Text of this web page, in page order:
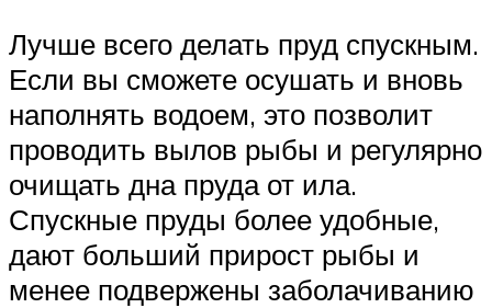
Лучше всего делать пруд спускным.
Если вы сможете осушать и вновь
наполнять водоем, это позволит
проводить вылов рыбы и регулярно
очищать дна пруда от ила.
Спускные пруды более удобные,
дают больший прирост рыбы и
менее подвержены заболачиванию